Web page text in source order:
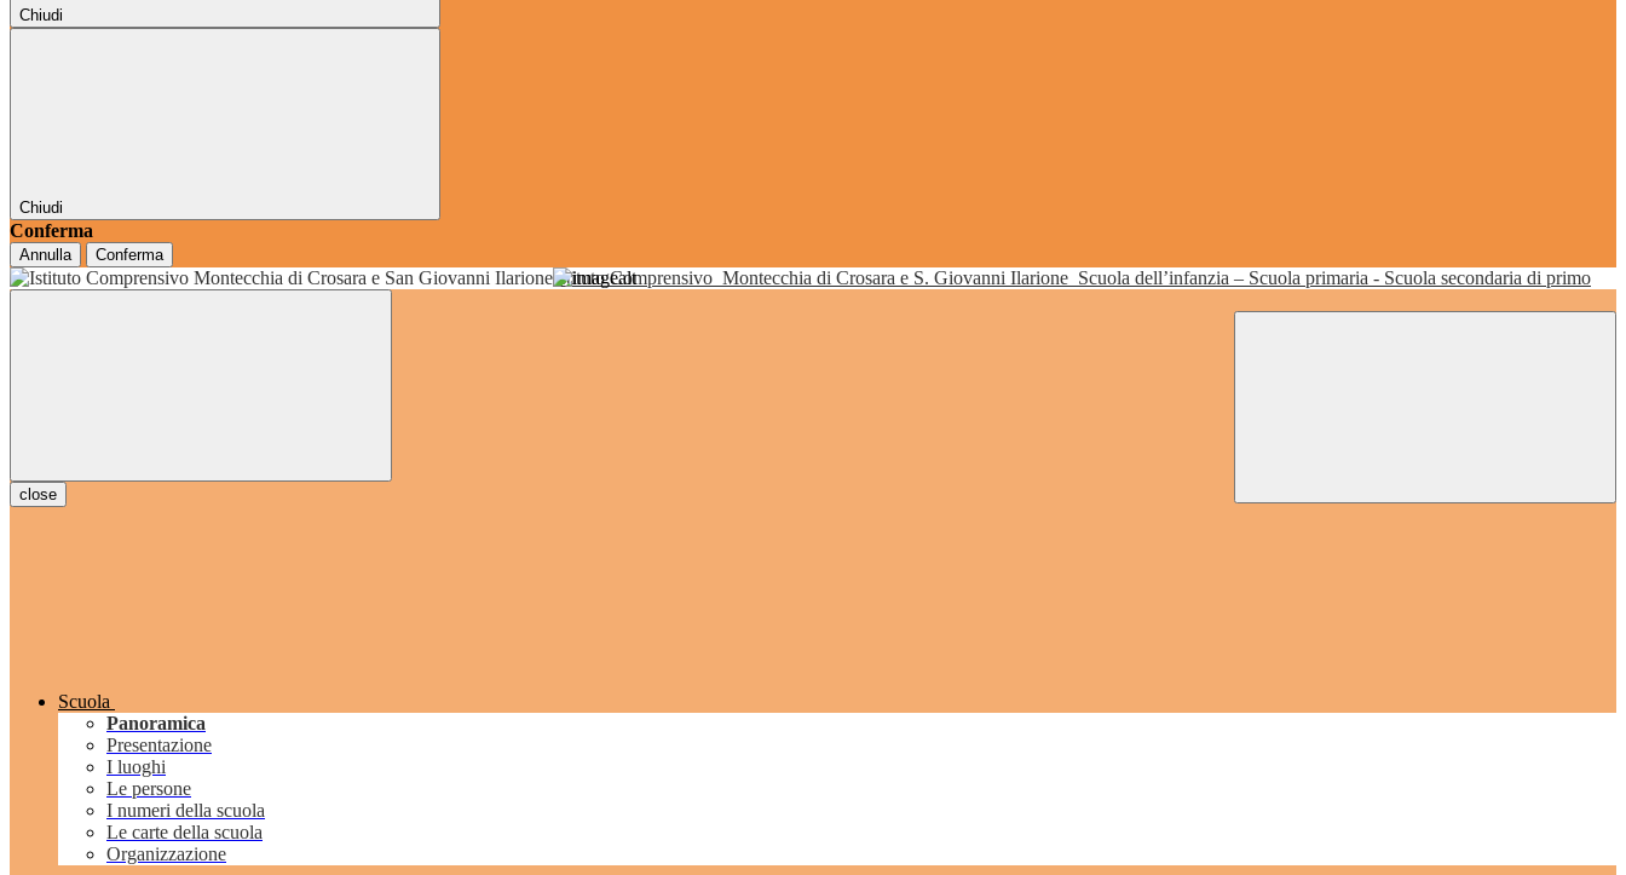
Chiudi
Chiudi
Conferma
Annulla Conferma
Istituto Comprensivo Montecchia di Crosara e S. Giovanni Ilarione Scuola dell’infanzia – Scuola primaria - Scuola secondaria di primo
grado
close
Scuola
Panoramica
Presentazione
I luoghi
Le persone
I numeri della scuola
Le carte della scuola
Organizzazione